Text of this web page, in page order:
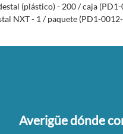
(plástico) - 200 / caja
NXT - 1 / paquete (PD1-
Averigüe dónde